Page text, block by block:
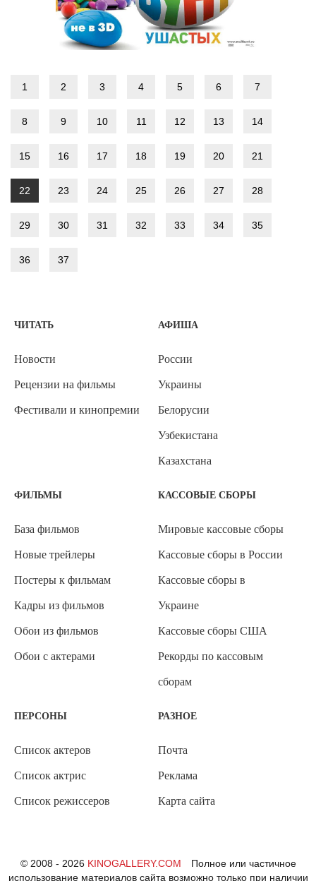
1 2 3 4 5 6 7
8 9 10 11 12 13 14
15 16 17 18 19 20 21
22 23 24 25 26 27 28
29 30 31 32 33 34 35
36 37
ЧИТАТЬ
Новости
Рецензии на фильмы
Фестивали и кинопремии
АФИША
России
Украины
Белорусии
Узбекистана
Казахстана
ФИЛЬМЫ
База фильмов
Новые трейлеры
Постеры к фильмам
Кадры из фильмов
Обои из фильмов
Обои с актерами
КАССОВЫЕ СБОРЫ
Мировые кассовые сборы
Кассовые сборы в России
Кассовые сборы в
Украине
Кассовые сборы США
Рекорды по кассовым
сборам
ПЕРСОНЫ
Список актеров
Список актрис
Список режиссеров
РАЗНОЕ
Почта
Реклама
Карта сайта
© 2008 - 2026 KINOGALLERY.COM
Полное или частичное
использование материалов сайта возможно только при наличии